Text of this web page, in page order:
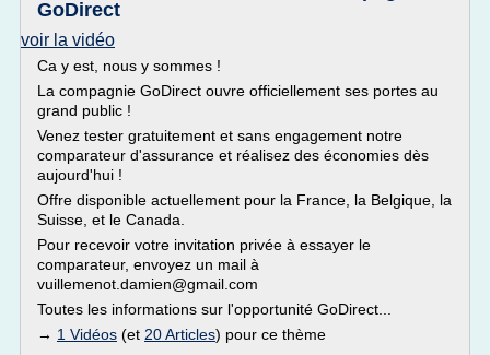
GoDirect
voir la vidéo
Ca y est, nous y sommes !
La compagnie GoDirect ouvre officiellement ses portes au
grand public !
Venez tester gratuitement et sans engagement notre
comparateur d'assurance et réalisez des économies dès
aujourd'hui !
Offre disponible actuellement pour la France, la Belgique, la
Suisse, et le Canada.
Pour recevoir votre invitation privée à essayer le
comparateur, envoyez un mail à
vuillemenot.damien@gmail.com
Toutes les informations sur l'opportunité GoDirect...
→ 1 Vidéos (et 20 Articles) pour ce thème